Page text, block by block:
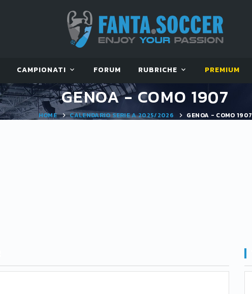
CAMPIONATI FORUM RUBRICHE PREMIUM
GENOA - COMO 1907
HOME CALENDARIO SERIE A 2025/2026 GENOA - COMO 1907